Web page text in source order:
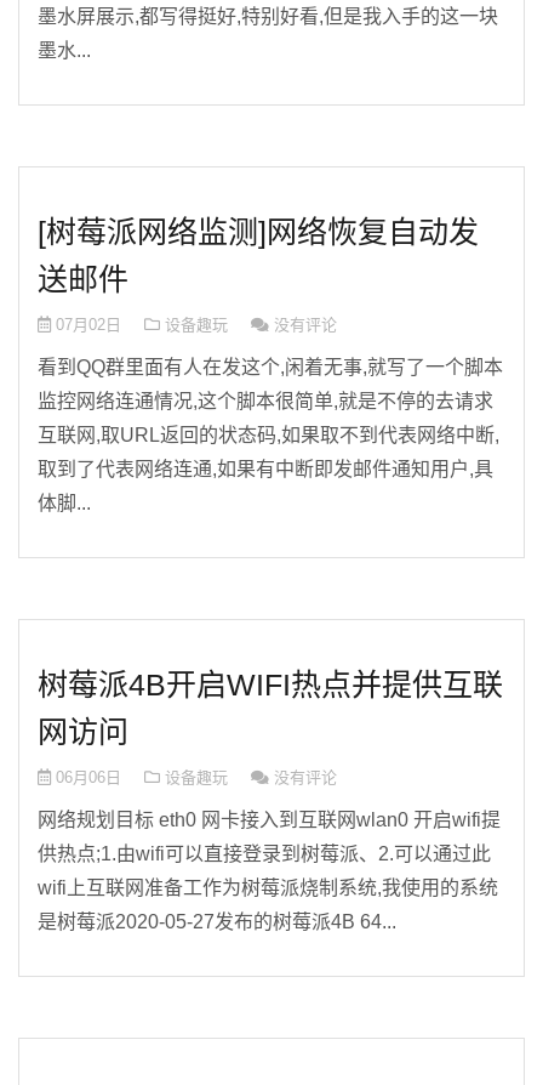
墨水屏展示,都写得挺好,特别好看,但是我入手的这一块
墨水...
[树莓派网络监测]网络恢复自动发
送邮件
07月02日 设备趣玩 没有评论
看到QQ群里面有人在发这个,闲着无事,就写了一个脚本
监控网络连通情况,这个脚本很简单,就是不停的去请求
互联网,取URL返回的状态码,如果取不到代表网络中断,
取到了代表网络连通,如果有中断即发邮件通知用户,具
体脚...
树莓派4B开启WIFI热点并提供互联
网访问
06月06日 设备趣玩 没有评论
网络规划目标 eth0 网卡接入到互联网wlan0 开启wifi提
供热点;1.由wifi可以直接登录到树莓派、2.可以通过此
wifi上互联网准备工作为树莓派烧制系统,我使用的系统
是树莓派2020-05-27发布的树莓派4B 64...